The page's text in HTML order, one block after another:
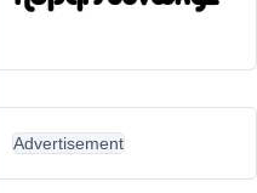
Advertisement